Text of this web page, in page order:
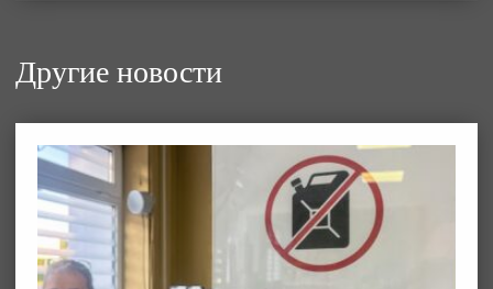
Другие новости